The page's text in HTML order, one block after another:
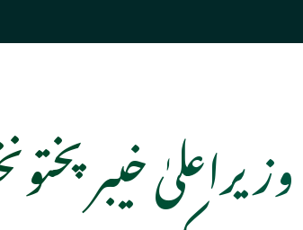
وزیراعلیٰ